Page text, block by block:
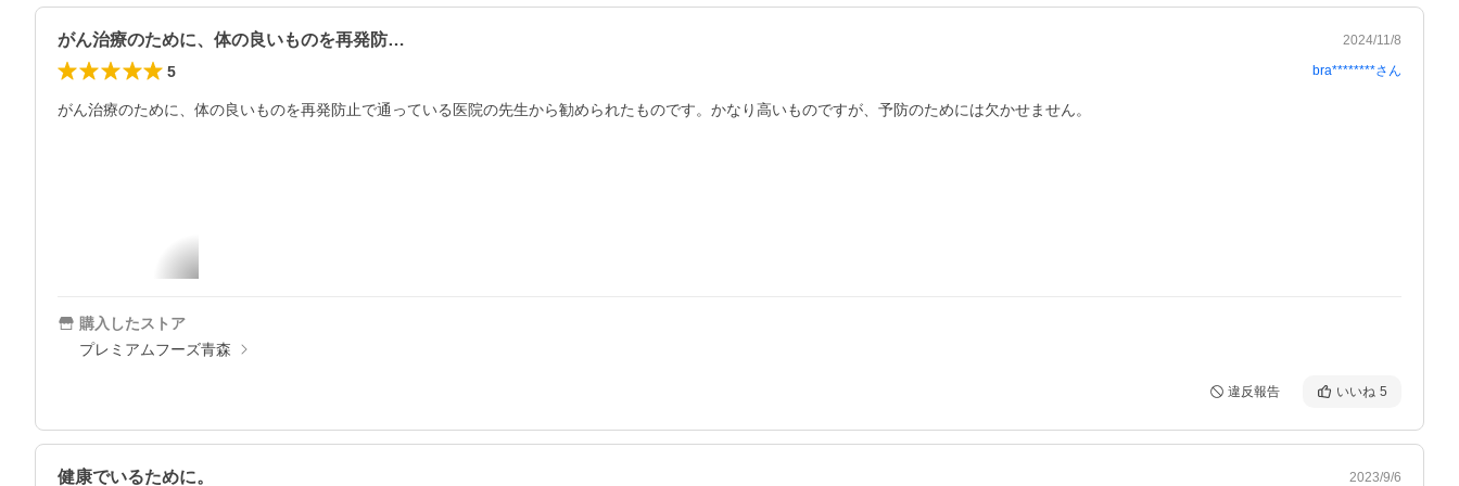
がん治療のために、体の良いものを再発防… 2024/11/8
5 bra********さん
がん治療のために、体の良いものを再発防止で通っている医院の先生から勧められたものです。かなり高いものですが、予防のためには欠かせません。
購入したストア
プレミアムフーズ青森
違反報告 いいね 5
健康でいるために。 2023/9/6